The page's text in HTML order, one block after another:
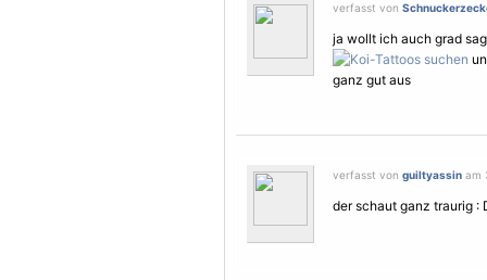
verfasst von
ja wollt ich auch grad
ganz gut aus
verfasst von guiltyassin am
der schaut ganz traurig :